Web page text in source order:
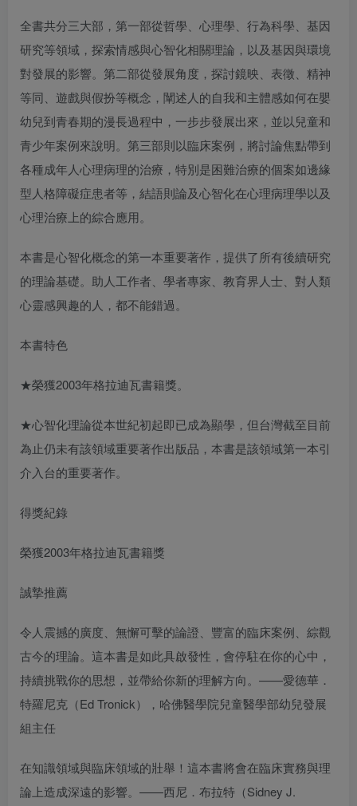
全書共分三大部，第一部從哲學、心理學、行為科學、基因
研究等領域，探索情感與心智化相關理論，以及基因與環境
對發展的影響。第二部從發展角度，探討鏡映、表徵、精神
等同、遊戲與假扮等概念，闡述人的自我和主體感如何在嬰
幼兒到青春期的漫長過程中，一步步發展出來，並以兒童和
青少年案例來說明。第三部則以臨床案例，將討論焦點帶到
各種成年人心理病理的治療，特別是困難治療的個案如邊緣
型人格障礙症患者等，結語則論及心智化在心理病理學以及
心理治療上的綜合應用。
本書是心智化概念的第一本重要著作，提供了所有後續研究
的理論基礎。助人工作者、學者專家、教育界人士、對人類
心靈感興趣的人，都不能錯過。
本書特色
★榮獲2003年格拉迪瓦書籍獎。
★心智化理論從本世紀初起即已成為顯學，但台灣截至目前
為止仍未有該領域重要著作出版品，本書是該領域第一本引
介入台的重要著作。
得獎紀錄
榮獲2003年格拉迪瓦書籍獎
誠摯推薦
令人震撼的廣度、無懈可擊的論證、豐富的臨床案例、綜觀
古今的理論。這本書是如此具啟發性，會停駐在你的心中，
持續挑戰你的思想，並帶給你新的理解方向。——愛德華．
特羅尼克（Ed Tronick），哈佛醫學院兒童醫學部幼兒發展
組主任
在知識領域與臨床領域的壯舉！這本書將會在臨床實務與理
論上造成深遠的影響。——西尼．布拉特（Sidney J.